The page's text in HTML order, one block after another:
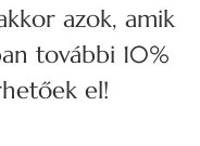
azok, amik
további 10%
el!